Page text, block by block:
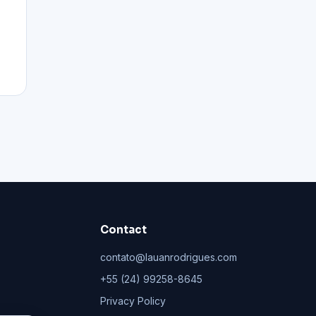
Contact
contato@lauanrodrigues.com
+55 (24) 99258-8645
Privacy Policy